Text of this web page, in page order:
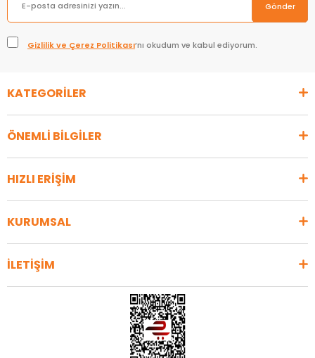
Gönder
Gizlilik ve Çerez Politikası’nı okudum ve kabul ediyorum.
KATEGORİLER
ÖNEMLİ BİLGİLER
HIZLI ERİŞİM
KURUMSAL
İLETİŞİM